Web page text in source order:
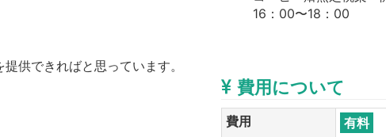
供できればと思っています。
16：00〜18：00
費用について
費用
有料